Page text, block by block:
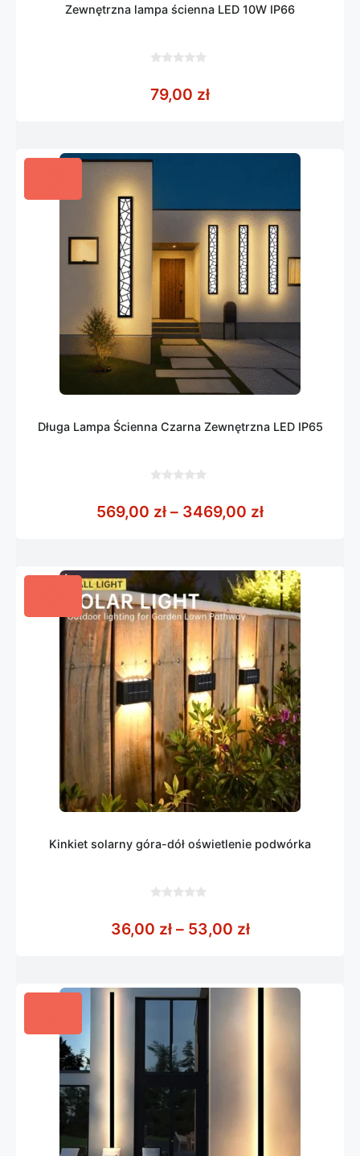
Zewnętrzna lampa ścienna LED 10W IP66
5
79,00 zł
Długa Lampa Ścienna Czarna Zewnętrzna LED IP65
5
569,00 zł – 3469,00 złZakres cen:
Kinkiet solarny góra-dół oświetlenie podwórka
5
36,00 zł – 53,00 złZakres cen: